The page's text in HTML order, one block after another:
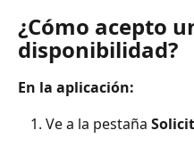
¿Cómo acepto
disponibilidad?
En la aplicación:
Ve a la pestaña